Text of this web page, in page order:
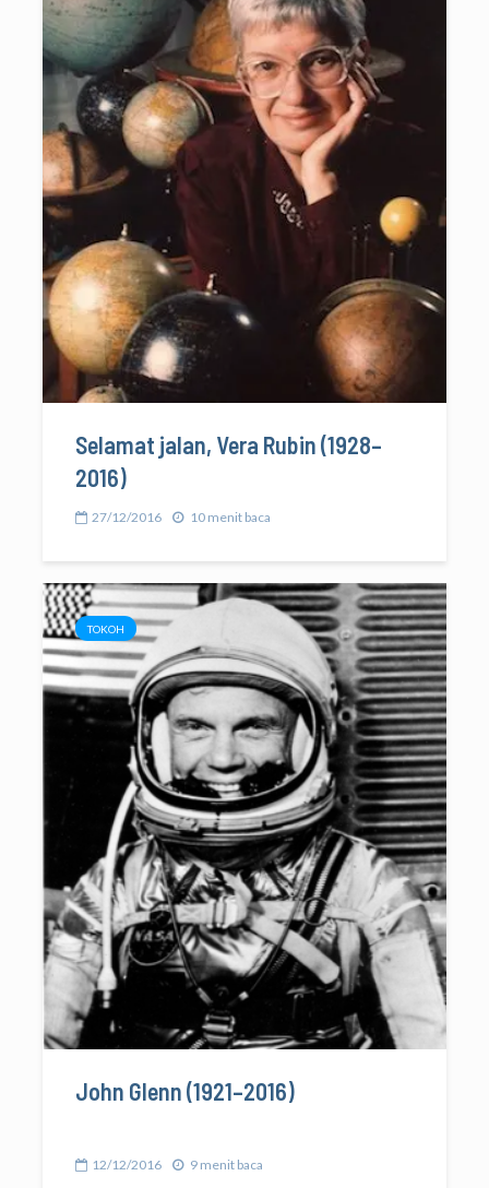
Selamat jalan, Vera Rubin (1928–
2016)
27/12/2016 10 menit baca
TOKOH
John Glenn (1921–2016)
12/12/2016 9 menit baca